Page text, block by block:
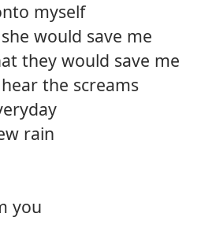
myself
would save me
they would save me
the screams
rain
you